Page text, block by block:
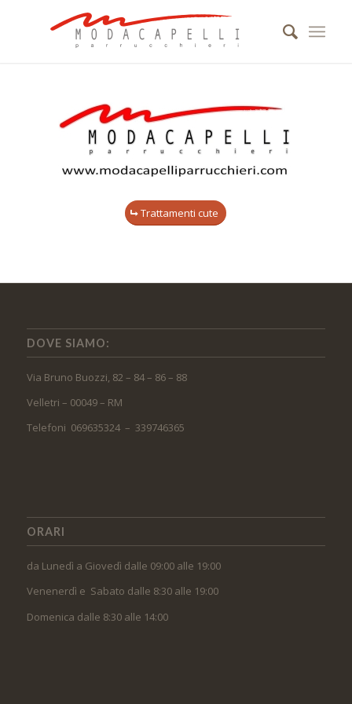
Trattamenti cute
DOVE SIAMO:
Via Bruno Buozzi, 82 – 84 – 86 – 88
Velletri – 00049 – RM
Telefoni 069635324 – 339746365
ORARI
da Lunedì a Giovedì dalle 09:00 alle 19:00
Venenerdì e Sabato dalle 8:30 alle 19:00
Domenica dalle 8:30 alle 14:00